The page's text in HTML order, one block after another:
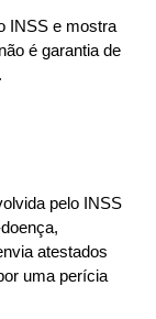
INSS e mostra
é garantia de
pelo INSS
atestados
uma perícia